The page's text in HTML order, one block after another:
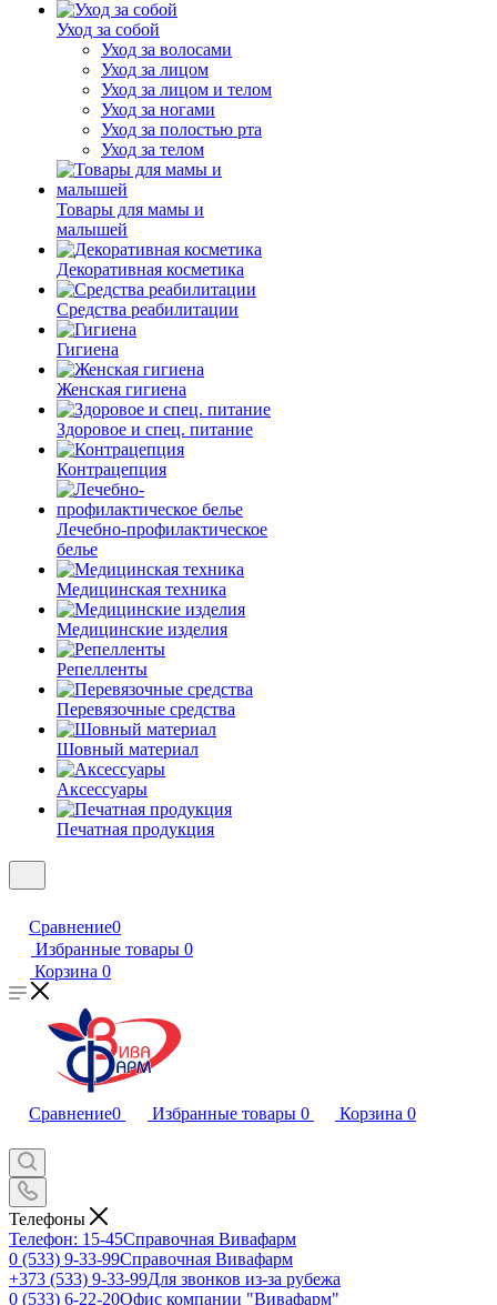
Уход за собой
Уход за волосами
Уход за лицом
Уход за лицом и телом
Уход за ногами
Уход за полостью рта
Уход за телом
Товары для мамы и
малышей
Декоративная косметика
Средства реабилитации
Гигиена
Женская гигиена
Здоровое и спец. питание
Контрацепция
Лечебно-профилактическое
белье
Медицинская техника
Медицинские изделия
Репелленты
Перевязочные средства
Шовный материал
Аксессуары
Печатная продукция
Сравнение0
Избранные товары 0
Корзина 0
Сравнение0 Избранные товары 0 Корзина 0
Телефоны
Телефон: 15-45Справочная Вивафарм
0 (533) 9-33-99Справочная Вивафарм
+373 (533) 9-33-99Для звонков из-за рубежа
0 (533) 6-22-20Офис компании "Вивафарм"